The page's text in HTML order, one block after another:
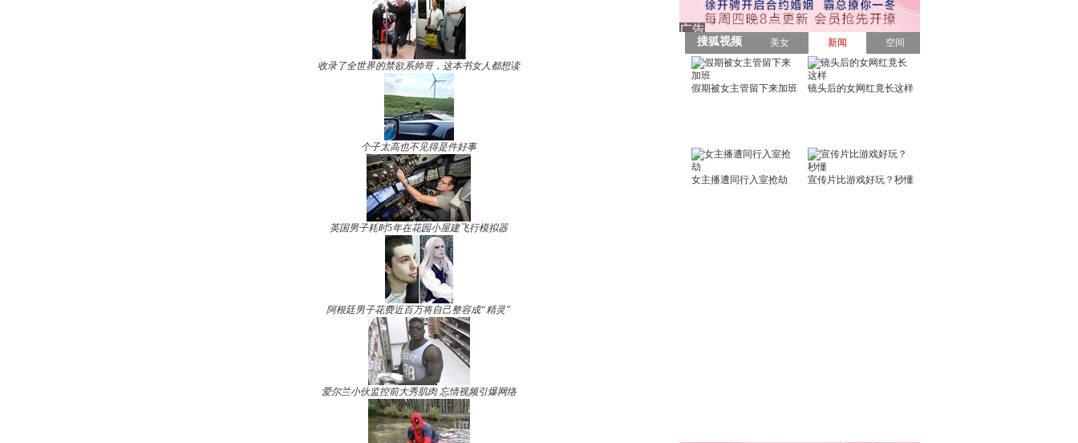
收录了全世界的禁欲系帅哥，这本书女人都想读
个子太高也不见得是件好事
英国男子耗时5年在花园小屋建飞行模拟器
阿根廷男子花费近百万将自己整容成“精灵”
爱尔兰小伙监控前大秀肌肉 忘情视频引爆网络